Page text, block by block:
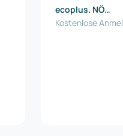
ecoplus. NÖ
Kostenlose